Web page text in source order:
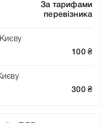
За тарифами
перевізника
100 ₴
300 ₴